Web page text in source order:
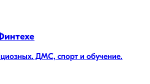
ДМС, спорт и обучение.